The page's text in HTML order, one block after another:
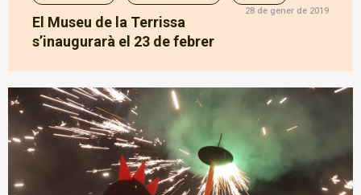
28 de gener de 2019
El Museu de la Terrissa
s’inaugurarà el 23 de febrer